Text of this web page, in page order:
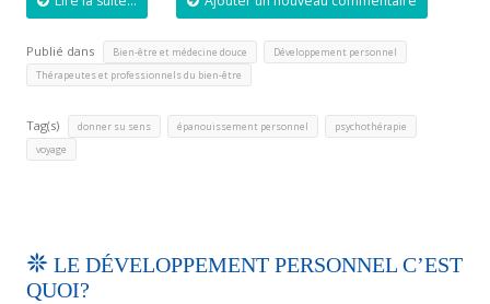
Publié dans Bien-être et médecine douce Développement personnel
Thérapeutes et professionnels du bien-être
Tag(s) donner su sens épanouissement personnel psychothérapie
voyage
LE DÉVELOPPEMENT PERSONNEL C’EST
QUOI?